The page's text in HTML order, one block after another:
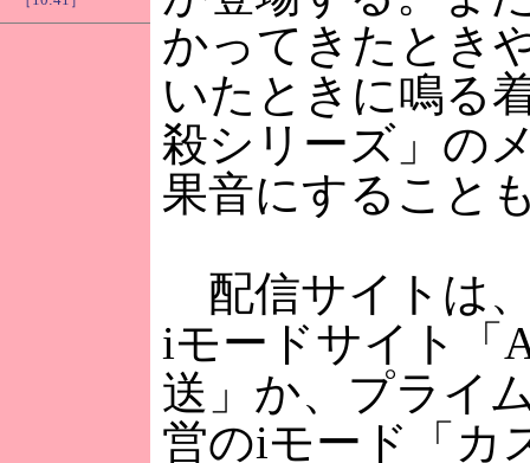
かってきたとき
いたときに鳴る
殺シリーズ」の
果音にすること
配信サイトは
iモードサイト「
送」か、プライ
営のiモード「カ